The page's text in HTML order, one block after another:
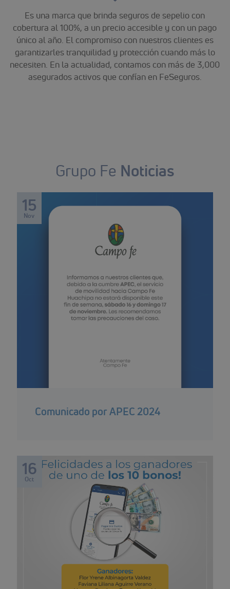
Es una marca que brinda seguros de sepelio con
cobertura al 100%, a un precio accesible y con un pago
único al año. El compromiso con nuestros clientes es
garantizarles tranquilidad y protección cuando más lo
necesiten. En la actualidad, contamos con más de 3,000
asegurados activos que confían en FeSeguros.
Grupo Fe Noticias
15
Nov
Comunicado por APEC 2024
16
Oct